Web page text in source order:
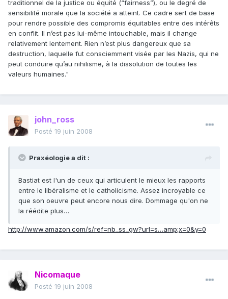
traditionnel de la justice ou équité (“fairness”), ou le degré de
sensibilité morale que la société a atteint. Ce cadre sert de base
pour rendre possible des compromis équitables entre des intérêts
en conflit. Il n’est pas lui-même intouchable, mais il change
relativement lentement. Rien n’est plus dangereux que sa
destruction, laquelle fut consciemment visée par les Nazis, qui ne
peut conduire qu’au nihilisme, à la dissolution de toutes les
valeurs humaines."
john_ross
Posté 19 juin 2008
Praxéologie a dit :
Bastiat est l'un de ceux qui articulent le mieux les rapports
entre le libéralisme et le catholicisme. Assez incroyable ce
que son oeuvre peut encore nous dire. Dommage qu'on ne
la réédite plus…
http://www.amazon.com/s/ref=nb_ss_gw?url=s…amp;x=0&y=0
Nicomaque
Posté 19 juin 2008